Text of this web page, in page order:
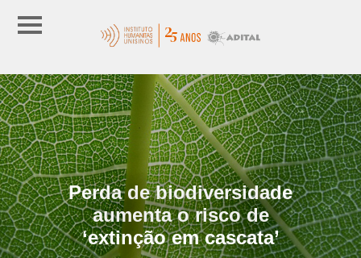
Perda de biodiversidade
aumenta o risco de
‘extinção em cascata’